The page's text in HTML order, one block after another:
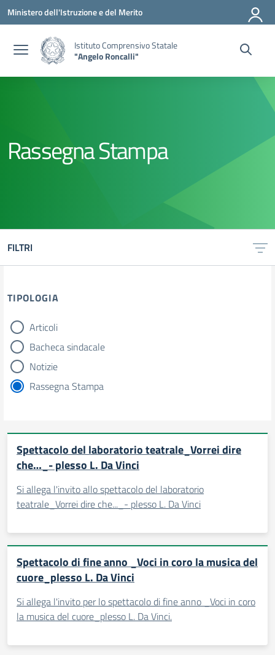
Vai ai contenuti
Vai al menu di navigazione
Vai al footer
Ministero dell'Istruzione e del Merito
Istituto Comprensivo Statale
"Angelo Roncalli"
Rassegna Stampa
FILTRI
TIPOLOGIA
tipologia di articoli
Articoli
Bacheca sindacale
Notizie
Rassegna Stampa
Spettacolo del laboratorio teatrale_Vorrei dire
che…_- plesso L. Da Vinci
Si allega l'invito allo spettacolo del laboratorio
teatrale_Vorrei dire che..._- plesso L. Da Vinci
Spettacolo di fine anno _Voci in coro la musica del
cuore_plesso L. Da Vinci
Si allega l'invito per lo spettacolo di fine anno _Voci in coro
la musica del cuore_plesso L. Da Vinci.